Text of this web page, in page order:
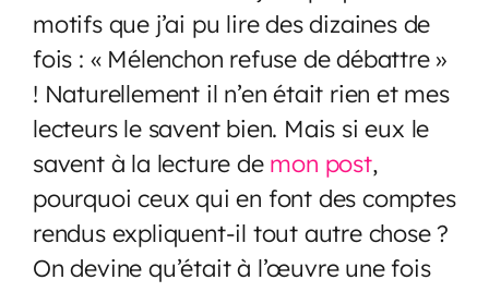
motifs que j’ai pu lire des dizaines de
fois : « Mélenchon refuse de débattre »
! Naturellement il n’en était rien et mes
lecteurs le savent bien. Mais si eux le
savent à la lecture de mon post,
pourquoi ceux qui en font des comptes
rendus expliquent-il tout autre chose ?
On devine qu’était à l’œuvre une fois